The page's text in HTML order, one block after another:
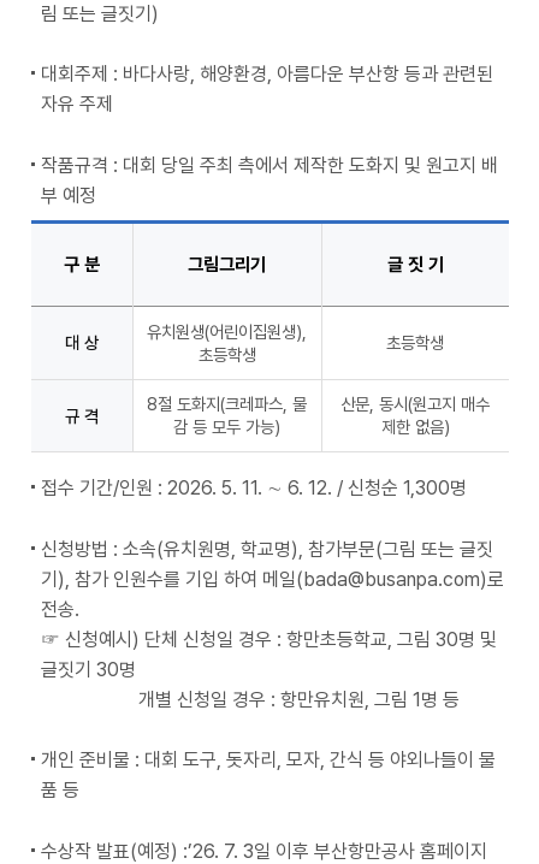
림 또는 글짓기)
대회주제 : 바다사랑, 해양환경, 아름다운 부산항 등과 관련된
자유 주제
작품규격 : 대회 당일 주최 측에서 제작한 도화지 및 원고지 배
부 예정
구 분 그림그리기 글 짓 기
대 상
유치원생(어린이집원생),
초등학생
초등학생
규 격
8절 도화지(크레파스, 물
감 등 모두 가능)
산문, 동시(원고지 매수
제한 없음)
접수 기간/인원 : 2026. 5. 11. ∼ 6. 12. / 신청순 1,300명
신청방법 : 소속(유치원명, 학교명), 참가부문(그림 또는 글짓
기), 참가 인원수를 기입 하여 메일(bada@busanpa.com)로
전송.
☞ 신청예시) 단체 신청일 경우 : 항만초등학교, 그림 30명 및
글짓기 30명
개별 신청일 경우 : 항만유치원, 그림 1명 등
개인 준비물 : 대회 도구, 돗자리, 모자, 간식 등 야외나들이 물
품 등
수상작 발표(예정) :’26. 7. 3일 이후 부산항만공사 홈페이지